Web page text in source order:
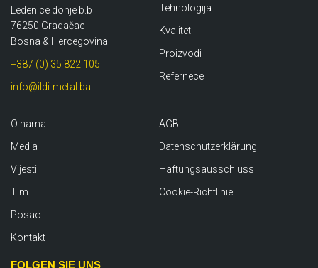
Ledenice donje b.b
76250 Gradačac
Bosna & Hercegovina
+387 (0) 35 822 105
info@ildi-metal.ba
Tehnologija
Kvalitet
Proizvodi
Refernece
O nama
Media
Vijesti
Tim
Posao
Kontakt
AGB
Datenschutzerklärung
Haftungsausschluss
Cookie-Richtlinie
FOLGEN SIE UNS